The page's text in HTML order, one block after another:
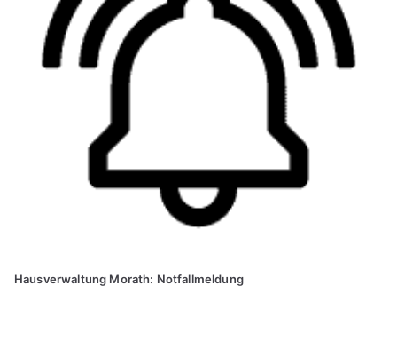
Hausverwaltung Morath: Notfallmeldung